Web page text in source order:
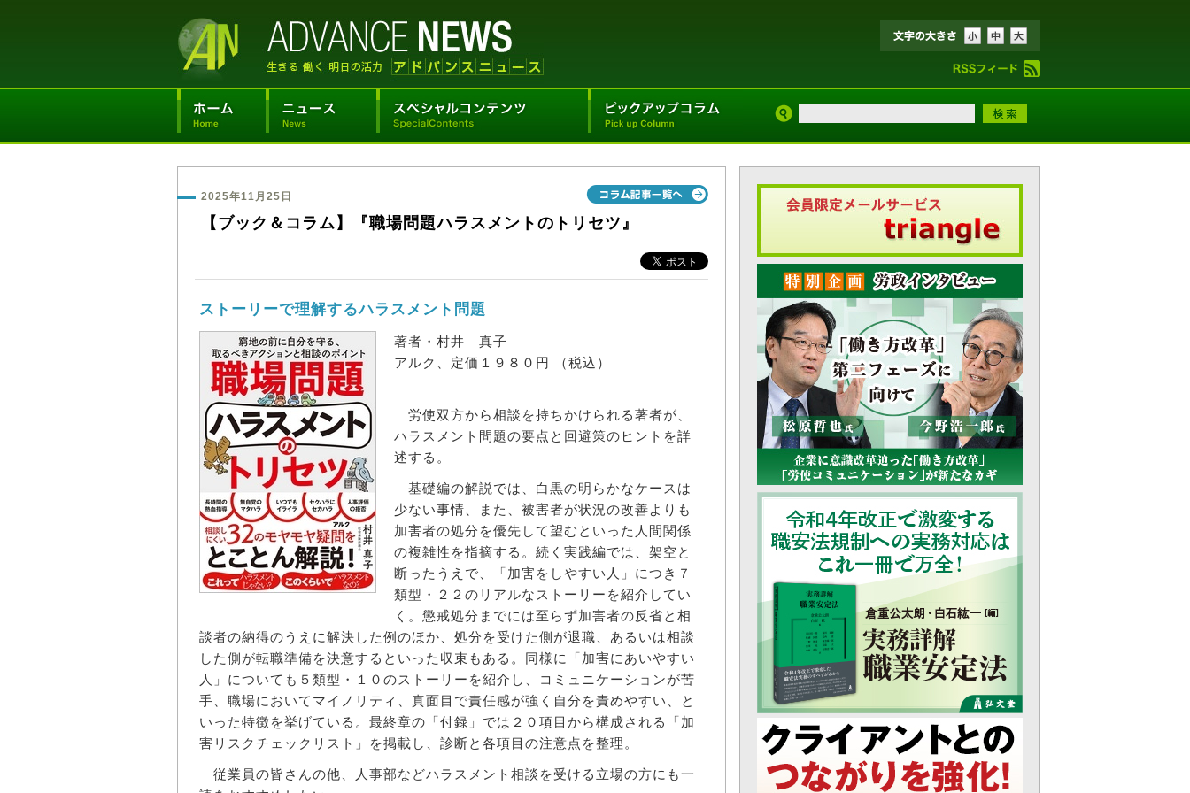
2025年11月25日
【ブック＆コラム】『職場問題ハラスメントのトリセツ』
ストーリーで理解するハラスメント問題
著者・村井 真子
アルク、定価１９８０円 （税込）
労使双方から相談を持ちかけられる著者が、
ハラスメント問題の要点と回避策のヒントを詳
述する。
基礎編の解説では、白黒の明らかなケースは
少ない事情、また、被害者が状況の改善よりも
加害者の処分を優先して望むといった人間関係
の複雑性を指摘する。続く実践編では、架空と
断ったうえで、「加害をしやすい人」につき７
類型・２２のリアルなストーリーを紹介してい
く。懲戒処分までには至らず加害者の反省と相
談者の納得のうえに解決した例のほか、処分を受けた側が退職、あるいは相談
した側が転職準備を決意するといった収束もある。同様に「加害にあいやすい
人」についても５類型・１０のストーリーを紹介し、コミュニケーションが苦
手、職場においてマイノリティ、真面目で責任感が強く自分を責めやすい、と
いった特徴を挙げている。最終章の「付録」では２０項目から構成される「加
害リスクチェックリスト」を掲載し、診断と各項目の注意点を整理。
従業員の皆さんの他、人事部などハラスメント相談を受ける立場の方にも一